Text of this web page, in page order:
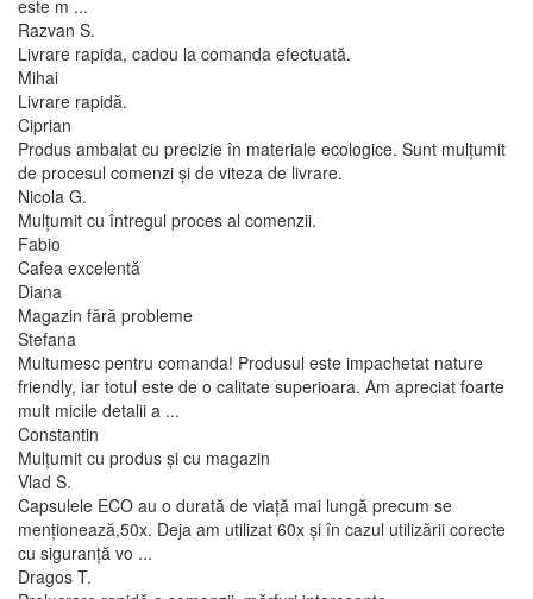
este m ...
Razvan S.
Livrare rapida, cadou la comanda efectuată.
Mihai
Livrare rapidă.
Ciprian
Produs ambalat cu precizie în materiale ecologice. Sunt mulțumit
de procesul comenzi și de viteza de livrare.
Nicola G.
Mulțumit cu întregul proces al comenzii.
Fabio
Cafea excelentă
Diana
Magazin fără probleme
Stefana
Multumesc pentru comanda! Produsul este impachetat nature
friendly, iar totul este de o calitate superioara. Am apreciat foarte
mult micile detalii a ...
Constantin
Mulțumit cu produs și cu magazin
Vlad S.
Capsulele ECO au o durată de viață mai lungă precum se
menționează,50x. Deja am utilizat 60x și în cazul utilizării corecte
cu siguranță vo ...
Dragos T.